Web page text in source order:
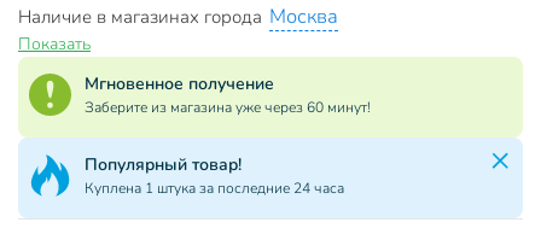
Наличие в магазинах города Москва
Показать
Мгновенное получение
Заберите из магазина уже через 60 минут!
Популярный товар!
Куплена 1 штука за последние 24 часа